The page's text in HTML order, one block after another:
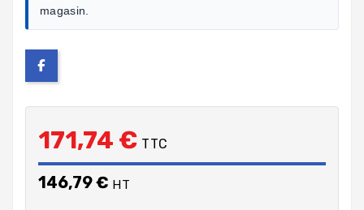
magasin.
171,74 € TTC
146,79 € HT